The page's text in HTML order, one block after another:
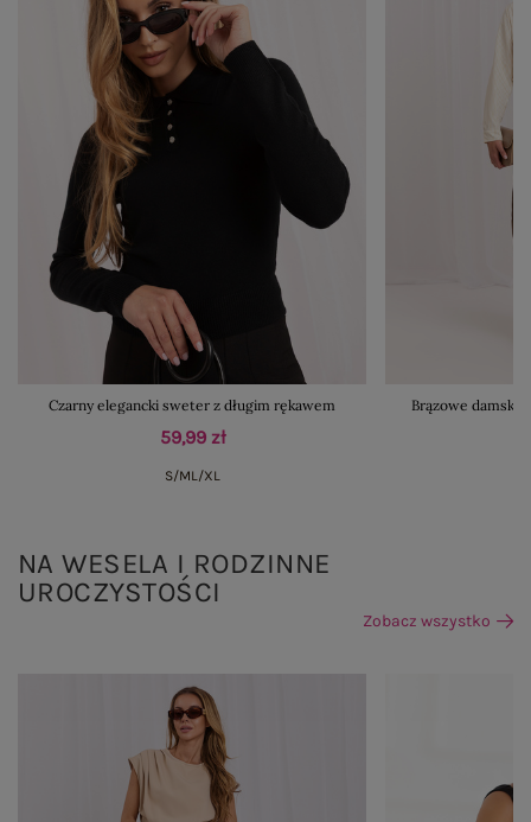
Czarny elegancki sweter z długim rękawem
59,99 zł
S/ML/XL
Brązowe
NA WESELA I RODZINNE
UROCZYSTOŚCI
Zobacz wszystko